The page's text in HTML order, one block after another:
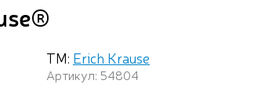
ТМ: Erich Krause
Артикул: 54804